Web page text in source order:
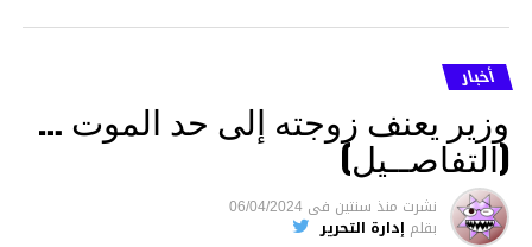
أخبار
وزير يعنف زوجته إلى حد الموت …
(التفاصــيل)
نشرت منذ سنتين فى 06/04/2024
بقلم إدارة التحرير